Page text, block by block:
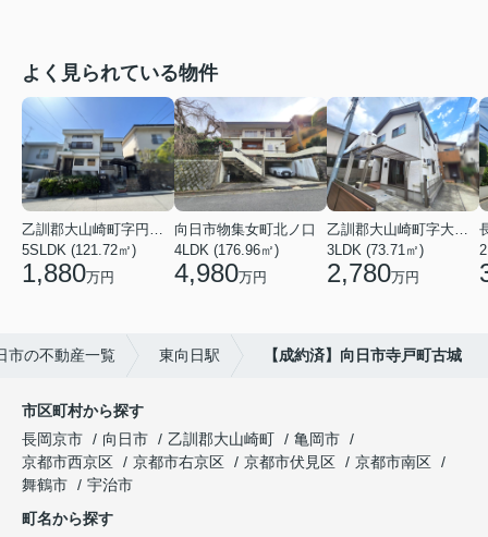
よく見られている物件
乙訓郡大山崎町字円明寺小字脇山
5SLDK (121.72㎡)
1,880万円
向日市物集女町北ノ口
4LDK (176.96㎡)
4,980万円
乙訓郡大山崎町字大山崎小字西高田
3LDK (73.71㎡)
2,780万円
市の不動産一覧 東向日駅 【成約済】向日市寺戸町古城
市区町村から探す
長岡京市
向日市 乙訓郡大山崎町
亀岡市
京都市西京区
京都市右京区 京都市伏見区
京都市南区
舞鶴市
宇治市
町名から探す